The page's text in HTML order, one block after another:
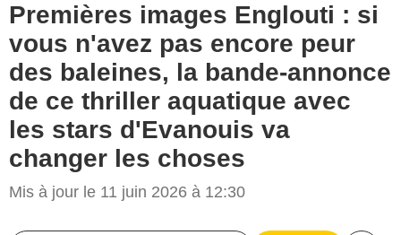
Premières images Englouti : si
vous n'avez pas encore peur
des baleines, la bande-annonce
de ce thriller aquatique avec
les stars d'Evanouis va
changer les choses
Mis à jour le 11 juin 2026 à 12:30